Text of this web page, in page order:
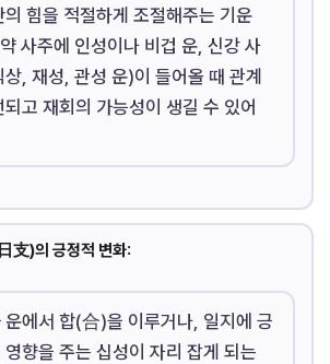
의 힘을 적절하게 조절해주는 기운
사주에 인성이나 비겁 운, 신강 사
상, 재성, 관성 운)이 들어올 때 관계
되고 재회의 가능성이 생길 수 있어
支)의 긍정적 변화:
운에서 합(合)을 이루거나, 일지에 긍
영향을 주는 십성이 자리 잡게 되는